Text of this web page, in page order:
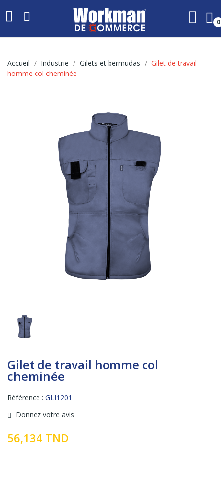
0
Accueil Industrie Gilets et bermudas
Gilet de travail
homme col cheminée
Gilet de travail homme col
cheminée
Référence : GLI1201
Donnez votre avis
56,134 TND